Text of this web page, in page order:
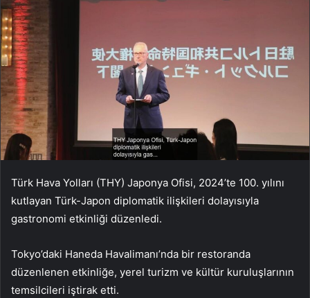
Türk Hava Yolları (THY) Japonya Ofisi, 2024’te 100. yılını
kutlayan Türk-Japon diplomatik ilişkileri dolayısıyla
gastronomi etkinliği düzenledi.
Tokyo’daki Haneda Havalimanı’nda bir restoranda
düzenlenen etkinliğe, yerel turizm ve kültür kuruluşlarının
temsilcileri iştirak etti.